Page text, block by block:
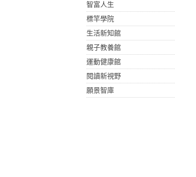
智富人生
標竿學院
生活新知館
親子教養館
運動健康館
閱讀新視野
願景智庫